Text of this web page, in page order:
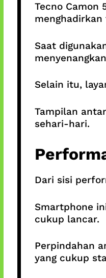
Tecno Camon
Saat
Selain itu,
Tampilan
sehari-hari.
Dari sisi
Smartphone
cukup lancar.
Perpindahan
yang cukup